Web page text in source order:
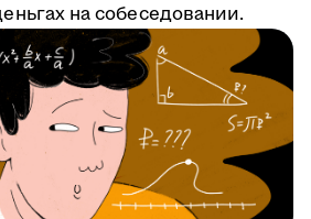
на собеседовании.